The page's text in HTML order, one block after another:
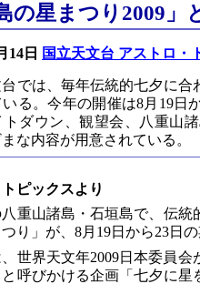
の星まつり2009
14日 国立天文台 アストロ・
では、毎年伝統的七夕に
いる。今年の開催は8月19日
ダウン、観望会、八重山
な内容が用意されている。
ピックスより
重山諸島・石垣島で、伝統
り」が、8月19日から23日
世界天文年2009日本委員
呼びかける企画「七夕に星